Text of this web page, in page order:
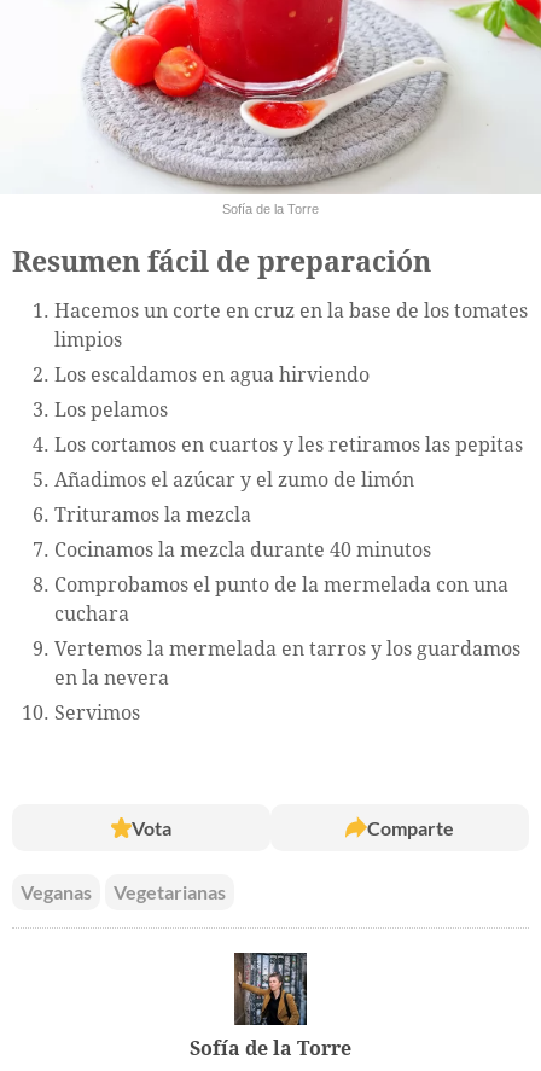
Sofía de la Torre
Resumen fácil de preparación
Hacemos un corte en cruz en la base de los tomates
limpios
Los escaldamos en agua hirviendo
Los pelamos
Los cortamos en cuartos y les retiramos las pepitas
Añadimos el azúcar y el zumo de limón
Trituramos la mezcla
Cocinamos la mezcla durante 40 minutos
Comprobamos el punto de la mermelada con una
cuchara
Vertemos la mermelada en tarros y los guardamos
en la nevera
Servimos
Vota Comparte
Veganas Vegetarianas
Sofía de la Torre